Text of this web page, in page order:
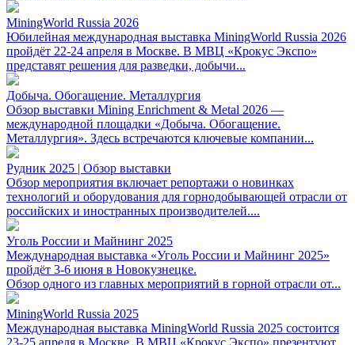
MiningWorld Russia 2026
Юбилейная международная выставка MiningWorld Russia 2026
пройдёт 22-24 апреля в Москве. В МВЦ «Крокус Экспо»
представят решения для разведки, добычи...
Добыча. Обогащение. Металлургия
Обзор выставки Mining Enrichment & Metal 2026 —
международной площадки «Добыча. Обогащение.
Металлургия». Здесь встречаются ключевые компании...
Рудник 2025 | Обзор выставки
Обзор мероприятия включает репортажи о новинках
технологий и оборудования для горнодобывающей отрасли от
российских и иностранных производителей....
Уголь России и Майнинг 2025
Международная выставка «Уголь России и Майнинг 2025»
пройдёт 3-6 июня в Новокузнецке.
Обзор одного из главных мероприятий в горной отрасли от...
MiningWorld Russia 2025
Международная выставка MiningWorld Russia 2025 состоится
23-25 апреля в Москве. В МВЦ «Крокус Экспо» презентуют